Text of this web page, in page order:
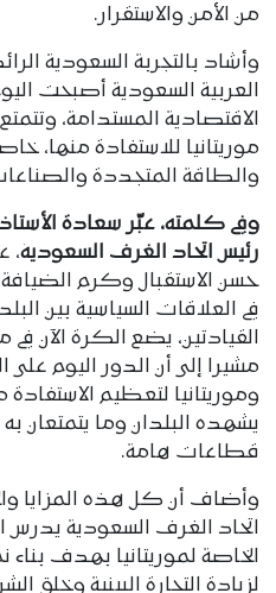
من الأمن والاستقرار.
وأشاد بالتجربة السعودية
العربية السعودية أصبحت
الاقتصادية المستدامة،
موريتانيا للاستفادة منها،
والطاقة المتجددة
وفي كلمته، عبّر سعادة
رئيس اتحاد الغرف السعودية،
حسن الاستقبال وكرم
في العلاقات السياسية بين
القيادتين، يضع الكرة الآن في
مشيرا إلى أن الدور اليوم
وموريتانيا لتعظيم
يشهده البلدان وما يتمتعان به
قطاعات هامة.
وأضاف أن كل هذه المزايا
اتحاد الغرف السعودية
الخاصة لموريتانيا بهدف
لزيادة التجارة البينية وخلق